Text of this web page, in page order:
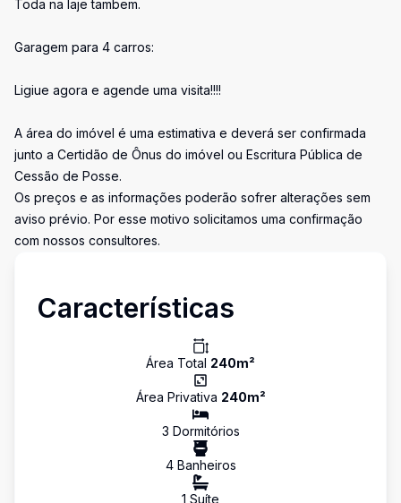
Toda na laje tambem.
Garagem para 4 carros:
Ligiue agora e agende uma visita!!!!
A área do imóvel é uma estimativa e deverá ser confirmada
junto a Certidão de Ônus do imóvel ou Escritura Pública de
Cessão de Posse.
Os preços e as informações poderão sofrer alterações sem
aviso prévio. Por esse motivo solicitamos uma confirmação
com nossos consultores.
Características
Área Total 240m²
Área Privativa 240m²
3 Dormitórios
4Banheiros
1 Suíte